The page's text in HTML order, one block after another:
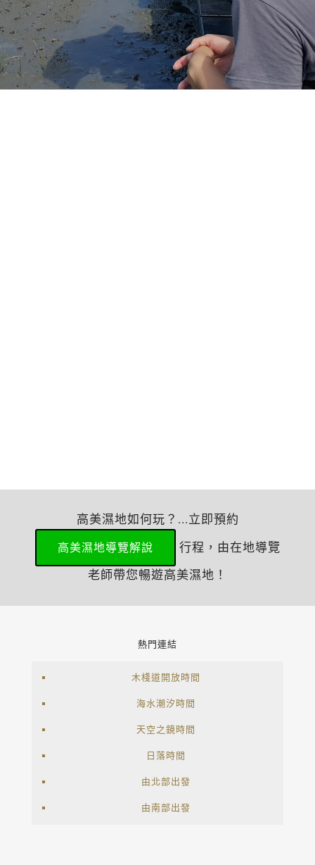
高美濕地如何玩？...立即預約
高美濕地導覽解說
行程，由在地導覽
老師帶您暢遊高美濕地！
熱門連結
木棧道開放時間
海水潮汐時間
天空之鏡時間
日落時間
由北部出發
由南部出發